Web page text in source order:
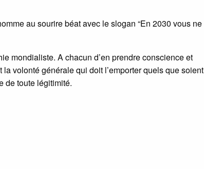
au sourire béat avec le slogan “En 2030 vous ne
mondialiste. A chacun d’en prendre conscience et
volonté générale qui doit l’emporter quels que soient
de toute légitimité.